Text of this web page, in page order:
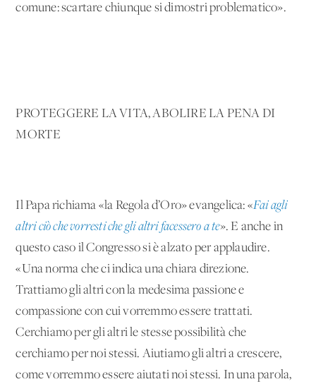
comune: scartare chiunque si dimostri problematico».
PROTEGGERE LA VITA, ABOLIRE LA PENA DI
MORTE
Il Papa richiama «la Regola d’Oro» evangelica: «Fai agli
altri ciò che vorresti che gli altri facessero a te». E anche in
questo caso il Congresso si è alzato per applaudire.
«Una norma che ci indica una chiara direzione.
Trattiamo gli altri con la medesima passione e
compassione con cui vorremmo essere trattati.
Cerchiamo per gli altri le stesse possibilità che
cerchiamo per noi stessi. Aiutiamo gli altri a crescere,
come vorremmo essere aiutati noi stessi. In una parola,